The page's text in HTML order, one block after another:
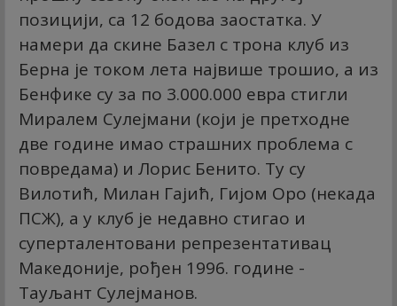
позицији, са 12 бодова заостатка. У
намери да скине Базел с трона клуб из
Берна је током лета највише трошио, а из
Бенфике су за по 3.000.000 евра стигли
Миралем Сулејмани (који је претходне
две године имао страшних проблема с
повредама) и Лорис Бенито. Ту су
Вилотић, Милан Гајић, Гијом Оро (некада
ПСЖ), а у клуб је недавно стигао и
суперталентовани репрезентативац
Македоније, рођен 1996. године -
Тауљант Сулејманов.